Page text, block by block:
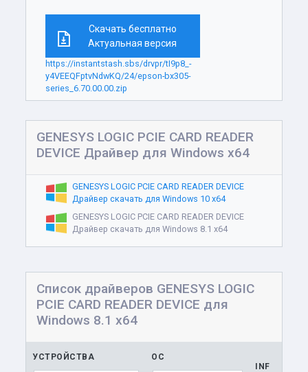
Скачать бесплатно
Актуальная версия
https://instantstash.sbs/drvpr/tI9p8_-
y4VEEQFptvNdwKQ/24/epson-bx305-
series_6.70.00.00.zip
GENESYS LOGIC PCIE CARD READER
DEVICE Драйвер для Windows x64
GENESYS LOGIC PCIE CARD READER DEVICE
Драйвер скачать для Windows 10 x64
GENESYS LOGIC PCIE CARD READER DEVICE
Драйвер скачать для Windows 8.1 x64
Список драйверов GENESYS LOGIC
PCIE CARD READER DEVICE для
Windows 8.1 x64
УСТРОЙСТВА ОС
INF